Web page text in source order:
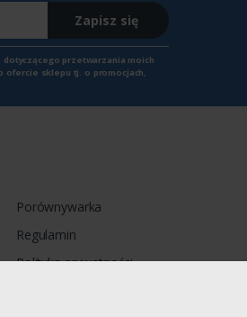
Zapisz się
dotyczącego przetwarzania moich
ofercie sklepu tj. o promocjach,
Porównywarka
Regulamin
Polityka prywatności